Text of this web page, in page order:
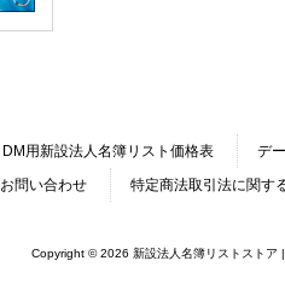
DM用新設法人名簿リスト価格表 デ
お問い合わせ
特定商法取引法に関す
Copyright © 2026 新設法人名簿リストストア